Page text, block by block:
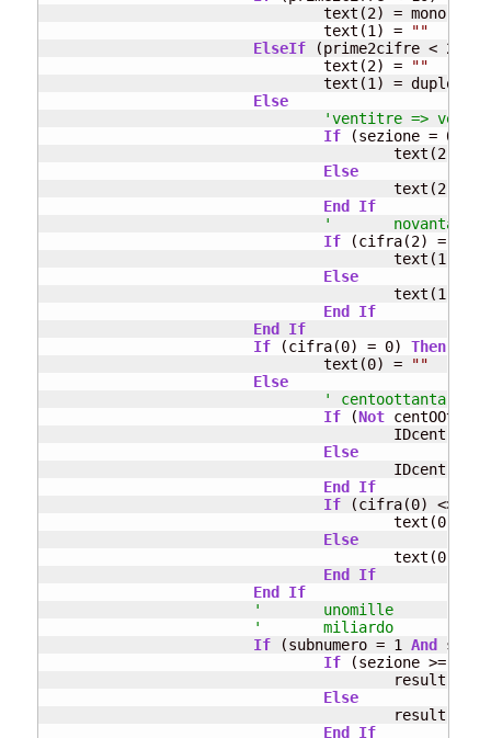
				text(2) = mono(cifra(2))
				text(1) =
""
ElseIf (prime2cifre < 20)
				text(2) =
""
				text(1) = duplo(prime2cifre - 10)
Else
'ventitre =>
If (sezione = 0
					text(2) =
Else
					text(2) = mono(cifra(2))
End
If
'
If (cifra(2) = 1
					text(1) = Mid(deca(cifra(1)), 1, deca(cifra(1)).Length - 1)
Else
					text(1) = deca(cifra(1))
End
If
End
If
If (cifra(0) = 0) Then
				text(0) =
""
Else
' centoottanta =>
If (Not
Else
End
If
If (cifra(0) <> 1)
					text(0) = mono(cifra(0)) & cento(IDcent)
Else
					text(0) = cento(IDcent)
End
If
End
If
If (subnumero = 1 And
If (sezione >= 2)
					result =
Else
End
If